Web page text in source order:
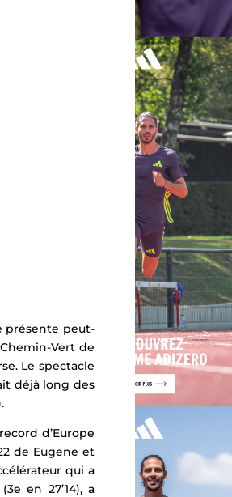
présente peut-
Vert de
Le spectacle
déjà long des
d’Europe
de Eugene et
qui a
(3e en 27’14),a